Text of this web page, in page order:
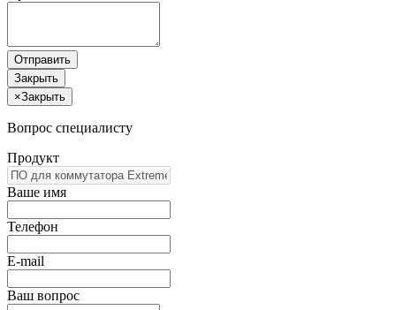
Отправить
Закрыть
×Закрыть
Вопрос специалисту
Продукт
Ваше имя
Телефон
E-mail
Ваш вопрос